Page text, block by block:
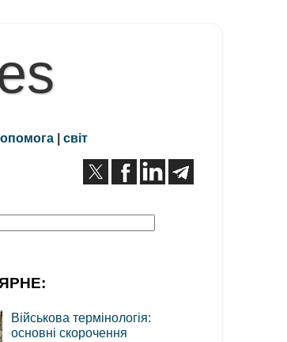
| світ
Військова термінологія:
основні скорочення